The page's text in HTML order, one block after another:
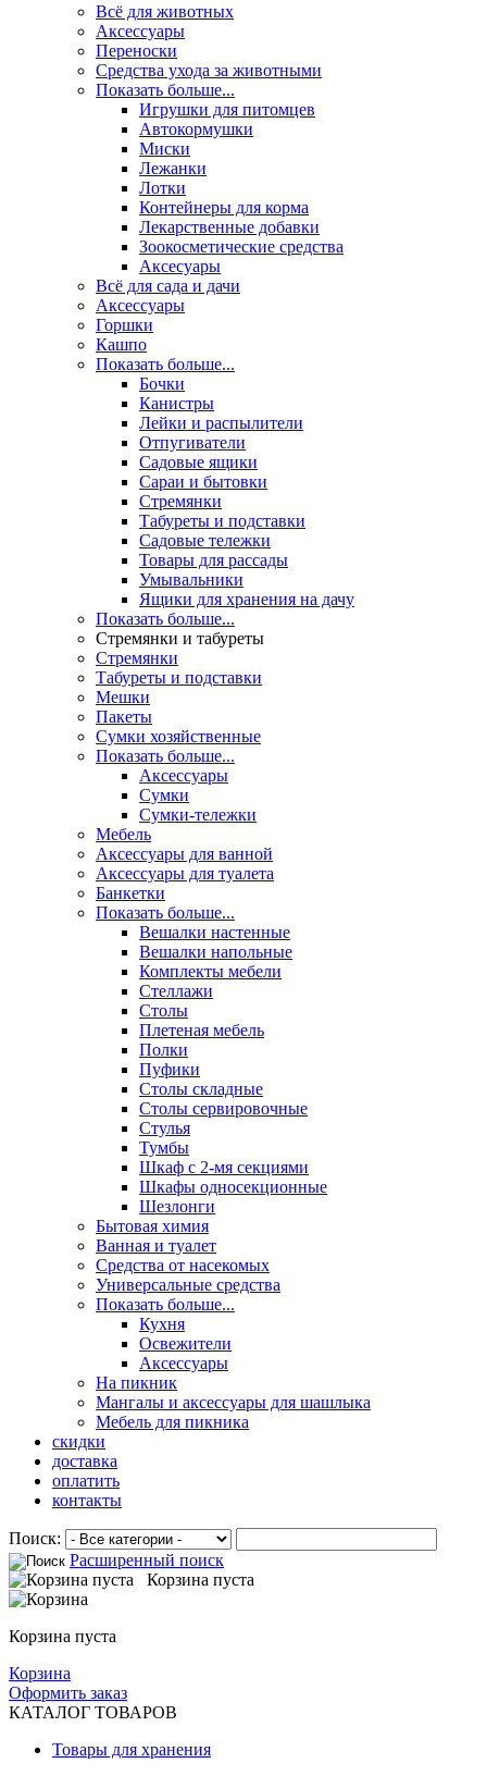
Всё для животных
Аксесcуары
Переноски
Средства ухода за животными
Показать больше...
Игрушки для питомцев
Автокормушки
Миски
Лежанки
Лотки
Контейнеры для корма
Лекарственные добавки
Зоокосметические средства
Аксесуары
Всё для сада и дачи
Аксессуары
Горшки
Кашпо
Показать больше...
Бочки
Канистры
Лейки и распылители
Отпугиватели
Садовые ящики
Сараи и бытовки
Стремянки
Табуреты и подставки
Садовые тележки
Товары для рассады
Умывальники
Ящики для хранения на дачу
Показать больше...
Стремянки и табуреты
Стремянки
Табуреты и подставки
Мешки
Пакеты
Сумки хозяйственные
Показать больше...
Аксессуары
Сумки
Сумки-тележки
Мебель
Аксессуары для ванной
Аксессуары для туалета
Банкетки
Показать больше...
Вешалки настенные
Вешалки напольные
Комплекты мебели
Стеллажи
Столы
Плетеная мебель
Полки
Пуфики
Столы складные
Столы сервировочные
Стулья
Тумбы
Шкаф с 2-мя секциями
Шкафы односекционные
Шезлонги
Бытовая химия
Ванная и туалет
Средства от насекомых
Универсальные средства
Показать больше...
Кухня
Освежители
Аксессуары
На пикник
Мангалы и аксессуары для шашлыка
Мебель для пикника
скидки
доставка
оплатить
контакты
Поиск:
Расширенный поиск
Корзина пуста
Корзина пуста
Корзина
Оформить заказ
КАТАЛОГ ТОВАРОВ
Товары для хранения